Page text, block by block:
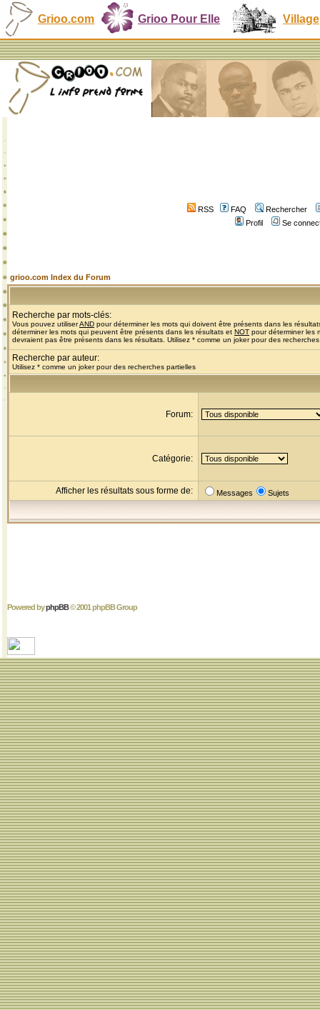
Grioo.com Grioo Pour Elle Village
RSS FAQ
Rechercher
Profil
Se
grioo.com Index du Forum
Recherche par mots-clés:
Vous pouvez utiliserAND pour déterminer les mots qui doivent être présents dans les
déterminer les mots qui peuvent être présents dans les résultats et NOT pour déterminer les
devraient pas être présents dans les résultats. Utilisez * comme un joker pour des
Recherche par auteur:
Utilisez * comme un joker pour des recherches partielles
Forum:
Catégorie:
Afficher les résultats sous forme de: Messages Sujets
Powered byphpBB© 2001 phpBB Group